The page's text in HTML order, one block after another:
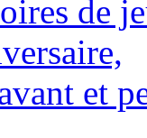
de
et